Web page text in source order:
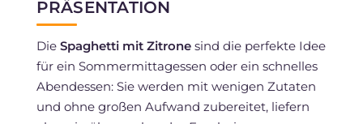
PRÄSENTATION
Die Spaghetti mit Zitronesind die perfekte Idee
für ein Sommermittagessen oder ein schnelles
Abendessen: Sie werden mit wenigen Zutaten
und ohne großen Aufwand zubereitet, liefern